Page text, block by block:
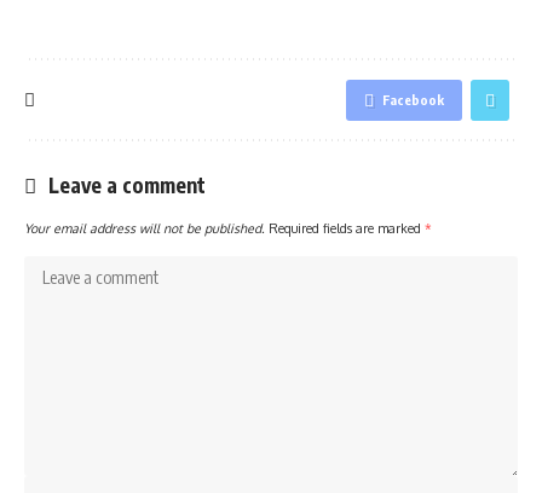
Facebook
Leave a comment
Your email address will not be published. Required fields are marked *